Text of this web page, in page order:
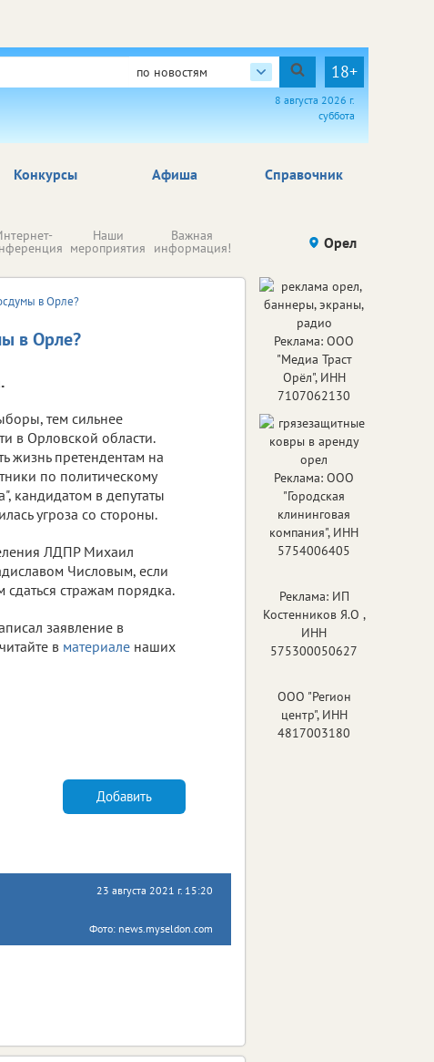
по новостям 18+
8 августа 2026 г.
суббота
Афиша Справочник
Конкурсы
Наши
мероприятия
Важная
информация! Происшествия Здоровье
Орел
в Орле?
в Орле?
тем сильнее
в Орловской области.
жизнь претендентам на
по политическому
кандидатом в депутаты
угроза со стороны.
ЛДПР Михаил
Числовым, если
стражам порядка.
заявление в
в материале наших
Добавить
23 августа 2021 г. 15:20
Фото: news.myseldon.com
Реклама: ООО
"Медиа Траст
Орёл", ИНН
7107062130
Реклама: ООО
"Городская
клининговая
компания", ИНН
5754006405
Реклама: ИП
Костенников Я.О ,
ИНН
575300050627
ООО "Регион
центр", ИНН
4817003180